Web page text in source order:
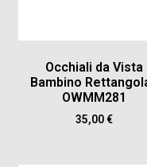
Occhiali da Vista
Bambino
OWMM281
35,00€